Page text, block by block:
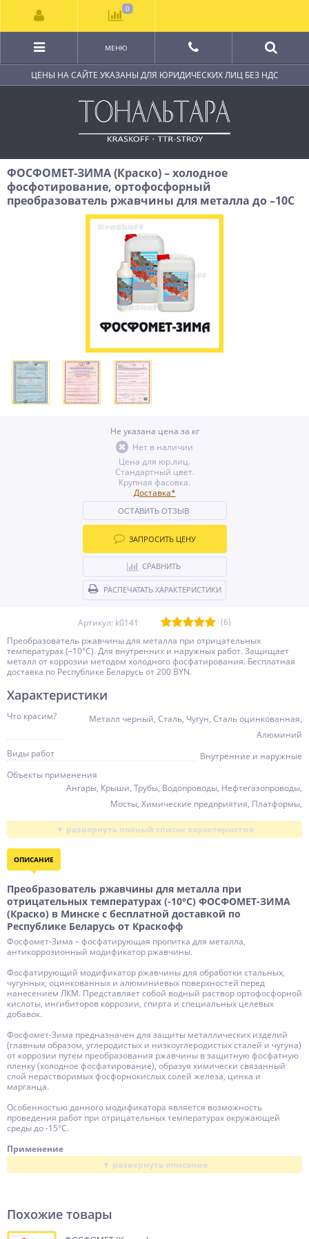
ЦЕНЫ НА САЙТЕ УКАЗАНЫ ДЛЯ ЮРИДИЧЕСКИХ ЛИЦ БЕЗ НДС
МЕНЮ
ФОСФОМЕТ-ЗИМА (Краско) – холодное
фосфотирование, ортофосфорный
преобразователь ржавчины для металла до –10С
Не указана цена за кг
Нет в наличии
Цена для юр.лиц.
Стандартный цвет.
Крупная фасовка.
Доставка*
ОСТАВИТЬ ОТЗЫВ
ЗАПРОСИТЬ ЦЕНУ
СРАВНИТЬ
РАСПЕЧАТАТЬ ХАРАКТЕРИСТИКИ
Артикул: k0141
(6)
Преобразователь ржавчины для металла при отрицательных
температурах (–10°С). Для внутренних и наружных работ. Защищает
металл от коррозии методом холодного фосфатирования. Бесплатная
доставка по Республике Беларусь от 200 BYN.
Характеристики
Что красим?
Металл черный, Сталь, Чугун, Сталь оцинкованная,
Алюминий
Виды работ
Внутренние и наружные
Объекты применения
Ангары, Крыши, Трубы, Водопроводы, Нефтегазопроводы,
Мосты, Химические предприятия, Платформы,
Спецтехника, Железнодорожный транспорт,
Автотранспорт, Сельхозтехника, Металлоизделия,
Расход, кг/кв.м
Устойчивость
Коррозия, Агрессивная среда, Хим. вещества, ГСМ,
Время высыхания, мин.
Время полного набора прочности, сут.
t нанесения
-15 ... +40
Тара
Основа (связующее)
Ортофосфорная
Разбавитель
Вода
Растворитель
Компонентность
Готов к применению
Толщина слоя
Чистка инструмента
Краско
ОПИСАНИЕ
Преобразователь ржавчины для металла при
отрицательных температурах (-10°С) ФОСФОМЕТ-ЗИМА
(Краско) в Минске с бесплатной доставкой по
Республике Беларусь от Краскофф
Фосфомет-Зима – фосфатирующая пропитка для металла,
антикоррозионный модификатор ржавчины.
Фосфатирующий модификатор ржавчины для обработки стальных,
чугунных, оцинкованных и алюминиевых поверхностей перед
нанесением ЛКМ. Представляет собой водный раствор ортофосфорной
кислоты, ингибиторов коррозии, спирта и специальных целевых
добавок.
Фосфомет-Зима предназначен для защиты металлических изделий
(главным образом, углеродистых и низкоуглеродистых сталей и чугуна)
от коррозии путем преобразования ржавчины в защитную фосфатную
пленку (холодное фосфатирование), образуя химически связанный
слой нерастворимых фосфорнокислых солей железа, цинка и
марганца.
Особенностью данного модификатора является возможность
проведения работ при отрицательных температурах окружающей
среды до -15°С.
Применение
Модификатор ржавчины Фосфомет-Зима используется в комплексе с
ЛКМ для получения долговременной антикоррозионной защиты
железнодорожного и автомобильного транспорта,
сельскохозяйственной техники и других металлоизделий,
эксплуатируемых в условиях агрессивной промышленной атмосферы
Похожие товары
0